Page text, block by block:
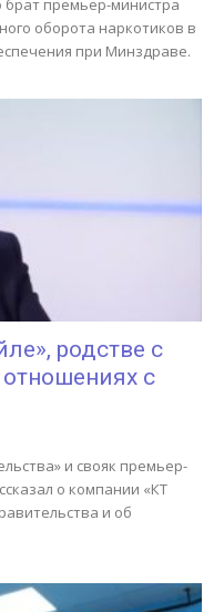
брат премьер-министра
оборота наркотиков в
при Минздраве.
родстве с
с
и свояк премьер-
о компании «КТ
и об